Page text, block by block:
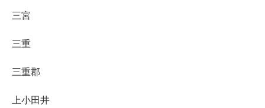
三宮
三重
三重郡
上小田井